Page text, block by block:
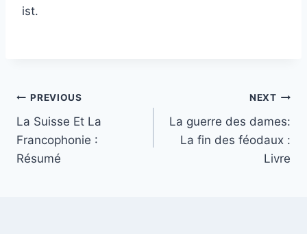
ist.
PREVIOUS
La Suisse Et La
Francophonie :
Résumé
NEXT
La guerre des dames:
La fin des féodaux :
Livre